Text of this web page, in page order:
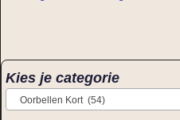
Kies je categorie
Oorbellen Kort (54)